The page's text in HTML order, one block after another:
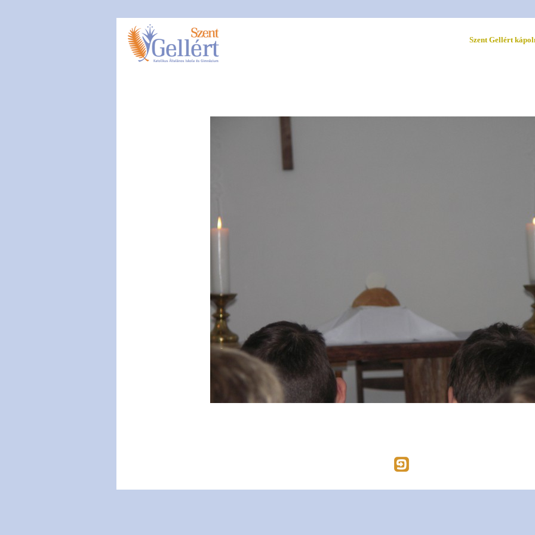
Szent Gellért